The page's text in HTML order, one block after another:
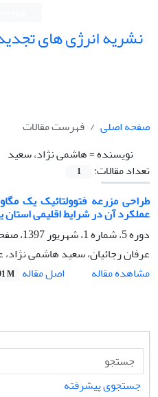
نشریه انرژی های
صفحه اصلی
فهرست مقالات
نویسنده =هاشمی نژاد، سعید
تعداد مقالات:
1
طراحی مزرعه فتوولتائیک یک
عملکرد آن در شرایط اقلیمی استان
دوره 5، شماره 1، شهریور 1397، صفحه
عرفان رجائیان، سعید هاشمی نژاد،
مشاهده مقاله
اصل مقاله M
جستجوی پیشرفته